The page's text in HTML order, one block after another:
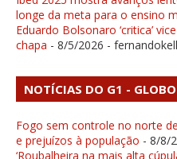
longe da meta para o ensino
Eduardo Bolsonaro ‘critica’
chapa - 8/5/2026 -
NOTÍCIAS DO G1 - GLOBO
Fogo sem controle no norte
e prejuízos à população - 8/8/
‘Roubalheira na mais alta